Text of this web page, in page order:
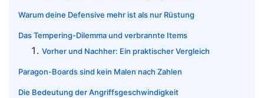
Warum deine Defensive mehr ist als nur Rüstung
Das Tempering-Dilemma und verbrannte Items
Vorher und Nachher: Ein praktischer Vergleich
Paragon-Boards sind kein Malen nach Zahlen
Die Bedeutung der Angriffsgeschwindigkeit